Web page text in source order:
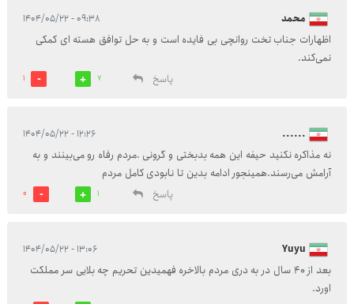
محمد ۰۹:۳۸ - ۱۴۰۴/۰۵/۲۲
اظهارات جناب تخت روانچی بی فایده است و به حل توافق هسته ای کمکی
نمی‌کند.
پاسخ
7
1
...... ۱۲:۲۶ - ۱۴۰۴/۰۵/۲۲
نه مذاکره نکنید حیفه این همه بدبختی و گرونی .مردم رفاه رو می‌بینند و به
آرامش می‌رسند.همینجور ادامه بدین تا نابودی کامل مردم
پاسخ
1
0
Yuyu ۱۳:۰۶ - ۱۴۰۴/۰۵/۲۲
بعد از ۴۰ سال در به دری مردم بالاخره فهمیدین تحریم چه بلایی سر مملکت
اورد.